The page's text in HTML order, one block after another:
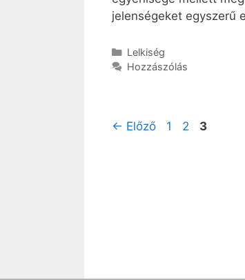
jelenségeket egyszerű
Kategória
Lelkiség
Hozzászólás
← Előző Oldal
1 Oldal
2 Oldal
3